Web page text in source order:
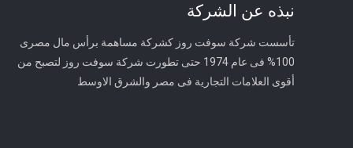
نبذه عن الشركة
تأسست شركة سوفت روز كشركة مساهمة برأس مال مصرى
100% فى عام 1974 حتى تطورت شركة سوفت روز لتصبح من
أقوى العلامات التجارية فى مصر والشرق الاوسط